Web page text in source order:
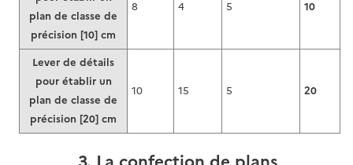
plan de classe de
précision [10] cm
8 4 5 10
Lever de détails
pour établir un
plan de classe de
précision [20] cm
10 15 5 20